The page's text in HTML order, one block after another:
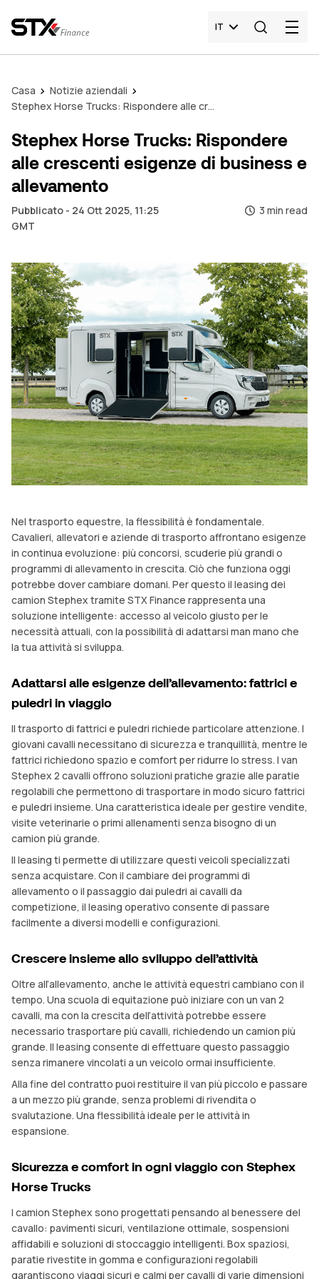
IT
Casa
Notizie aziendali
Stephex Horse Trucks: Rispondere alle crescenti esigenze di business e allevamento
Stephex Horse Trucks: Rispondere
alle crescenti esigenze di business e
allevamento
Pubblicato - 24 Ott 2025, 11:25
GMT
3 min read
Nel trasporto equestre, la flessibilità è fondamentale.
Cavalieri, allevatori e aziende di trasporto affrontano esigenze
in continua evoluzione: più concorsi, scuderie più grandi o
programmi di allevamento in crescita. Ciò che funziona oggi
potrebbe dover cambiare domani. Per questo il leasing dei
camion Stephex tramite STX Finance rappresenta una
soluzione intelligente: accesso al veicolo giusto per le
necessità attuali, con la possibilità di adattarsi man mano che
la tua attività si sviluppa.
Adattarsi alle esigenze dell’allevamento: fattrici e
puledri in viaggio
Il trasporto di fattrici e puledri richiede particolare attenzione. I
giovani cavalli necessitano di sicurezza e tranquillità, mentre le
fattrici richiedono spazio e comfort per ridurre lo stress. I van
Stephex 2 cavalli offrono soluzioni pratiche grazie alle paratie
regolabili che permettono di trasportare in modo sicuro fattrici
e puledri insieme. Una caratteristica ideale per gestire vendite,
visite veterinarie o primi allenamenti senza bisogno di un
camion più grande.
Il leasing ti permette di utilizzare questi veicoli specializzati
senza acquistare. Con il cambiare dei programmi di
allevamento o il passaggio dai puledri ai cavalli da
competizione, il leasing operativo consente di passare
facilmente a diversi modelli e configurazioni.
Crescere insieme allo sviluppo dell’attività
Oltre all’allevamento, anche le attività equestri cambiano con il
tempo. Una scuola di equitazione può iniziare con un van 2
cavalli, ma con la crescita dell’attività potrebbe essere
necessario trasportare più cavalli, richiedendo un camion più
grande. Il leasing consente di effettuare questo passaggio
senza rimanere vincolati a un veicolo ormai insufficiente.
Alla fine del contratto puoi restituire il van più piccolo e passare
a un mezzo più grande, senza problemi di rivendita o
svalutazione. Una flessibilità ideale per le attività in
espansione.
Sicurezza e comfort in ogni viaggio con Stephex
Horse Trucks
I camion Stephex sono progettati pensando al benessere del
cavallo: pavimenti sicuri, ventilazione ottimale, sospensioni
affidabili e soluzioni di stoccaggio intelligenti. Box spaziosi,
paratie rivestite in gomma e configurazioni regolabili
garantiscono viaggi sicuri e calmi per cavalli di varie dimensioni